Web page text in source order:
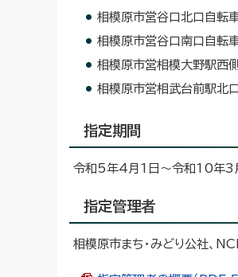
相模原市営谷口北口自転
相模原市営谷口南口自転
相模原市営相模大野駅西
相模原市営相武台前駅北
指定期間
令和5年4月1日～令和10年3
指定管理者
相模原市まち・みどり公社、